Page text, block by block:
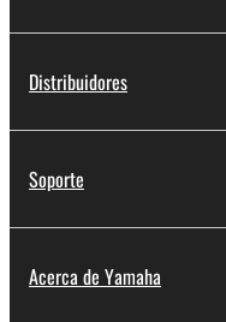
Distribuidores
Soporte
Acerca de Yamaha